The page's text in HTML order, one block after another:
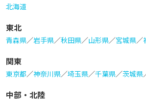
北海道
東北
青森県／岩手県／秋田県／山形県／宮城県／
関東
東京都／神奈川県／埼玉県／千葉県／茨城県
中部・北陸